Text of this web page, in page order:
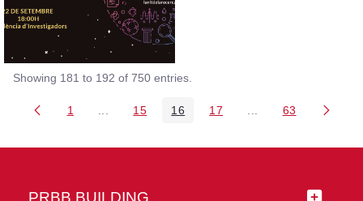
Showing 181 to 192 of 750 entries.
Page
1 Intermediate Pages Use TAB to navigate.
Page
15 Page
16 Page
17 Intermediate Pages
Page
63
PRBB BUILDING